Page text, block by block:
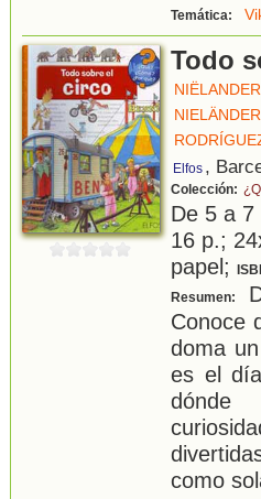
Temática:
Todo
Elfos ,
Colección:
De 5 a
16 p.;
papel;
Resumen:
Conoce
doma
es el
dónde
como